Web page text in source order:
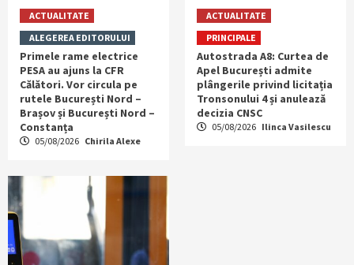
ACTUALITATE
ALEGEREA EDITORULUI
Primele rame electrice
PESA au ajuns la CFR
Călători. Vor circula pe
rutele București Nord –
Brașov și București Nord –
Constanța
05/08/2026 Chirila Alexe
ACTUALITATE
PRINCIPALE
Autostrada A8: Curtea de
Apel București admite
plângerile privind licitația
Tronsonului 4 și anulează
decizia CNSC
05/08/2026 Ilinca Vasilescu